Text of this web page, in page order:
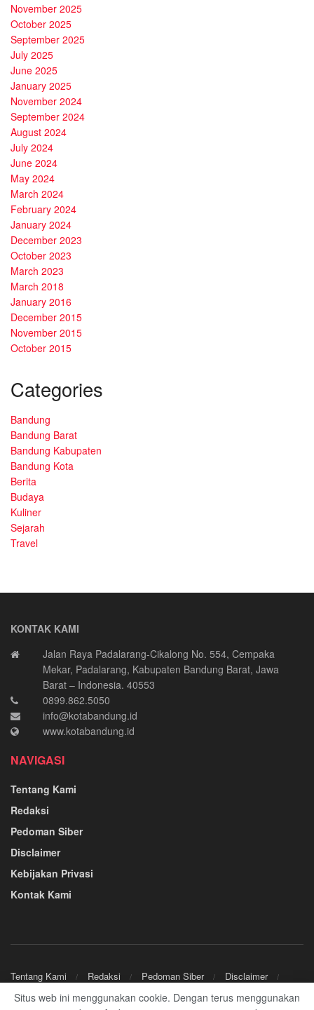
November 2025
October 2025
September 2025
July 2025
June 2025
January 2025
November 2024
September 2024
August 2024
July 2024
June 2024
May 2024
March 2024
February 2024
January 2024
December 2023
October 2023
March 2023
March 2018
January 2016
December 2015
November 2015
October 2015
Categories
Bandung
Bandung Barat
Bandung Kabupaten
Bandung Kota
Berita
Budaya
Kuliner
Sejarah
Travel
KONTAK KAMI
Jalan Raya Padalarang-Cikalong No. 554, Cempaka
Mekar, Padalarang, Kabupaten Bandung Barat, Jawa
Barat – Indonesia. 40553
0899.862.5050
info@kotabandung.id
www.kotabandung.id
NAVIGASI
Tentang Kami
Redaksi
Pedoman Siber
Disclaimer
Kebijakan Privasi
Kontak Kami
Tentang Kami Redaksi Pedoman Siber
Disclaimer
Situs web ini menggunakan cookie. Dengan terus menggunakan